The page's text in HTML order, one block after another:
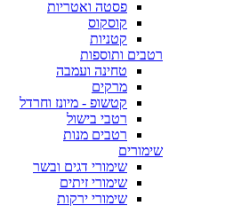
פסטה ואטריות
קוסקוס
קטניות
רטבים ותוספות
טחינה ועמבה
מרקים
קטשופ - מיונז וחרדל
רטבי בישול
רטבים מנות
שימורים
שימורי דגים ובשר
שימורי זיתים
שימורי ירקות